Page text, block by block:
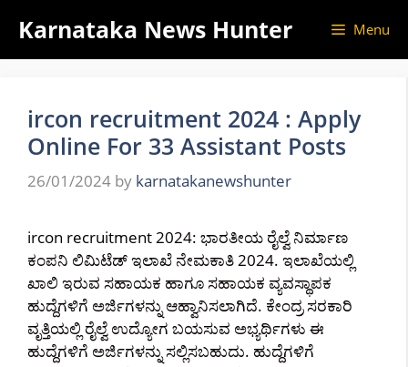
content
Karnataka News Hunter Menu
ircon recruitment 2024 : Apply
Online For 33 Assistant Posts
26/01/2024 by karnatakanewshunter
ircon recruitment 2024: ಭಾರತೀಯ ರೈಲ್ವೆ ನಿರ್ಮಾಣ
ಕಂಪನಿ ಲಿಮಿಟೆಡ್ ಇಲಾಖೆ ನೇಮಕಾತಿ 2024. ಇಲಾಖೆಯಲ್ಲಿ
ಖಾಲಿ ಇರುವ ಸಹಾಯಕ ಹಾಗೂ ಸಹಾಯಕ ವ್ಯವಸ್ಥಾಪಕ
ಹುದ್ದೆಗಳಿಗೆ ಅರ್ಜಿಗಳನ್ನು ಆಹ್ವಾನಿಸಲಾಗಿದೆ. ಕೇಂದ್ರ ಸರಕಾರಿ
ವೃತ್ತಿಯಲ್ಲಿ ರೈಲ್ವೆ ಉದ್ಯೋಗ ಬಯಸುವ ಅಭ್ಯರ್ಥಿಗಳು ಈ
ಹುದ್ದೆಗಳಿಗೆ ಅರ್ಜಿಗಳನ್ನು ಸಲ್ಲಿಸಬಹುದು. ಹುದ್ದೆಗಳಿಗೆ